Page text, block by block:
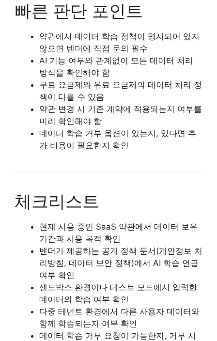
빠른 판단 포인트
약관에서 데이터 학습 정책이 명시되어 있지
않으면 벤더에 직접 문의 필수
AI 기능 여부와 관계없이 모든 데이터 처리
방식을 확인해야 함
무료 요금제와 유료 요금제의 데이터 처리 정
책이 다를 수 있음
약관 변경 시 기존 계약에 적용되는지 여부를
미리 확인해야 함
데이터 학습 거부 옵션이 있는지, 있다면 추
가 비용이 필요한지 확인
체크리스트
현재 사용 중인 SaaS 약관에서 데이터 보유
기간과 사용 목적 확인
벤더가 제공하는 공개 정책 문서(개인정보 처
리방침, 데이터 보안 정책)에서 AI 학습 언급
여부 확인
샌드박스 환경이나 테스트 모드에서 입력한
데이터의 학습 여부 확인
다중 테넌트 환경에서 다른 사용자 데이터와
함께 학습되는지 여부 확인
데이터 학습 거부 요청이 가능한지, 거부 시